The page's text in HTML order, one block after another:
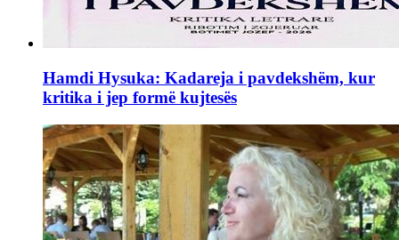
Hamdi Hysuka: Kadareja i pavdekshëm, kur
kritika i jep formë kujtesës